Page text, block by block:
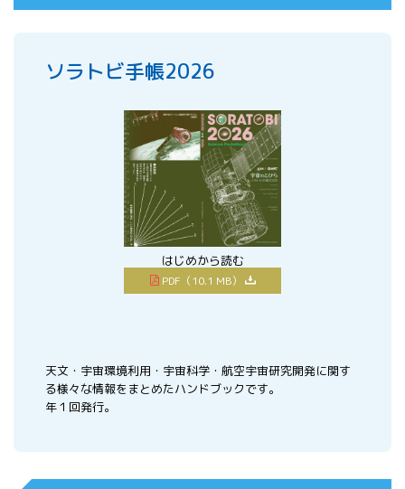
ソラトビ手帳2026
はじめから読む
PDF（10.1 MB）
天文・宇宙環境利用・宇宙科学・航空宇宙研究開発に関す
る様々な情報をまとめたハンドブックです。
年１回発行。